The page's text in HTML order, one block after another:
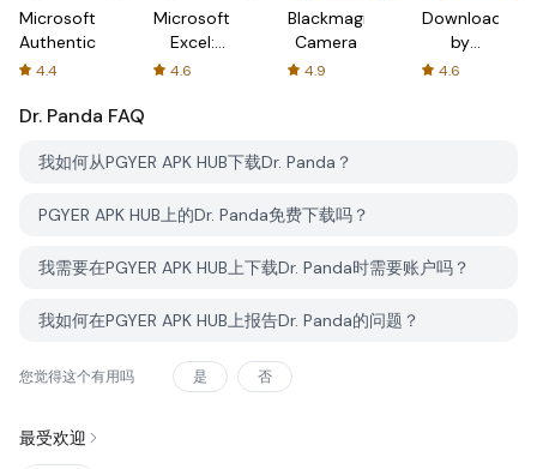
Microsoft
Authenticator
4.4
Microsoft
Excel:
Spreadsheets
4.6
Blackmagic
Camera
4.9
Downloader
by
AFTVnews
4.6
Dr. Panda FAQ
我如何从PGYER APK HUB下载Dr. Panda？
PGYER APK HUB上的Dr. Panda免费下载吗？
我需要在PGYER APK HUB上下载Dr. Panda时需要账户吗？
我如何在PGYER APK HUB上报告Dr. Panda的问题？
您觉得这个有用吗 是 否
最受欢迎